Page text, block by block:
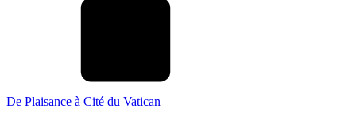
De Plaisance à Cité du Vatican